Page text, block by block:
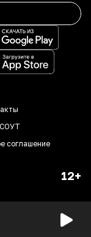
СОУТ
соглашение
12+